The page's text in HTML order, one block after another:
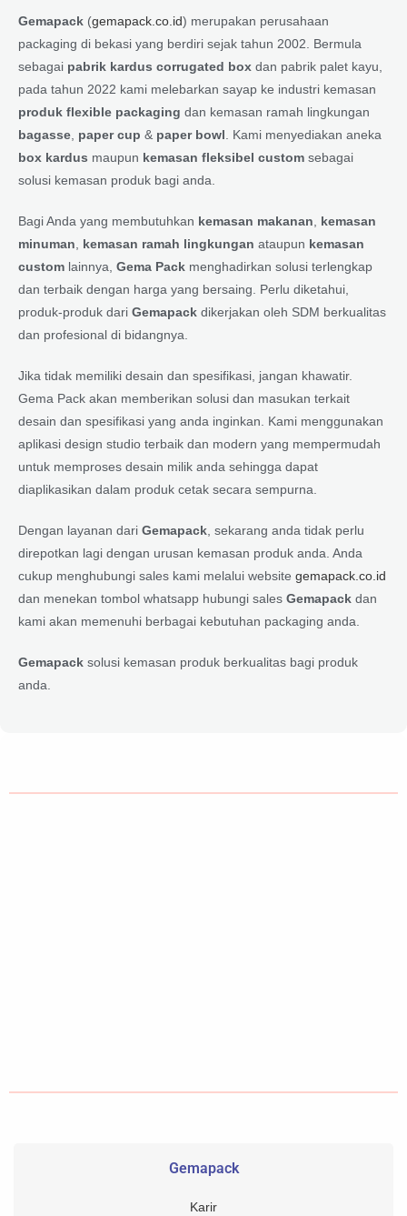
Gemapack (gemapack.co.id) merupakan perusahaan
packaging di bekasi yang berdiri sejak tahun 2002. Bermula
sebagai pabrik kardus corrugated box dan pabrik palet kayu,
pada tahun 2022 kami melebarkan sayap ke industri kemasan
produk flexible packaging dan kemasan ramah lingkungan
bagasse paper cup & paper bowl . Kami menyediakan aneka
box kardus maupun kemasan fleksibel custom sebagai
solusi kemasan produk bagi anda.
Bagi Anda yang membutuhkan kemasan makanan
kemasan
minuman
kemasan ramah lingkungan ataupun kemasan
custom lainnya, Gema Pack menghadirkan solusi terlengkap
dan terbaik dengan harga yang bersaing. Perlu diketahui,
produk-produk dari Gemapack dikerjakan oleh SDM berkualitas
dan profesional di bidangnya.
Jika tidak memiliki desain dan spesifikasi, jangan khawatir.
Gema Pack akan memberikan solusi dan masukan terkait
desain dan spesifikasi yang anda inginkan. Kami menggunakan
aplikasi design studio terbaik dan modern yang mempermudah
untuk memproses desain milik anda sehingga dapat
diaplikasikan dalam produk cetak secara sempurna.
Dengan layanan dari Gemapack , sekarang anda tidak perlu
direpotkan lagi dengan urusan kemasan produk anda. Anda
cukup menghubungi sales kami melalui website gemapack.co.id
dan menekan tombol whatsapp hubungi sales Gemapack dan
kami akan memenuhi berbagai kebutuhan packaging anda.
Gemapack solusi kemasan produk berkualitas bagi produk
anda.
Gemapack
Karir